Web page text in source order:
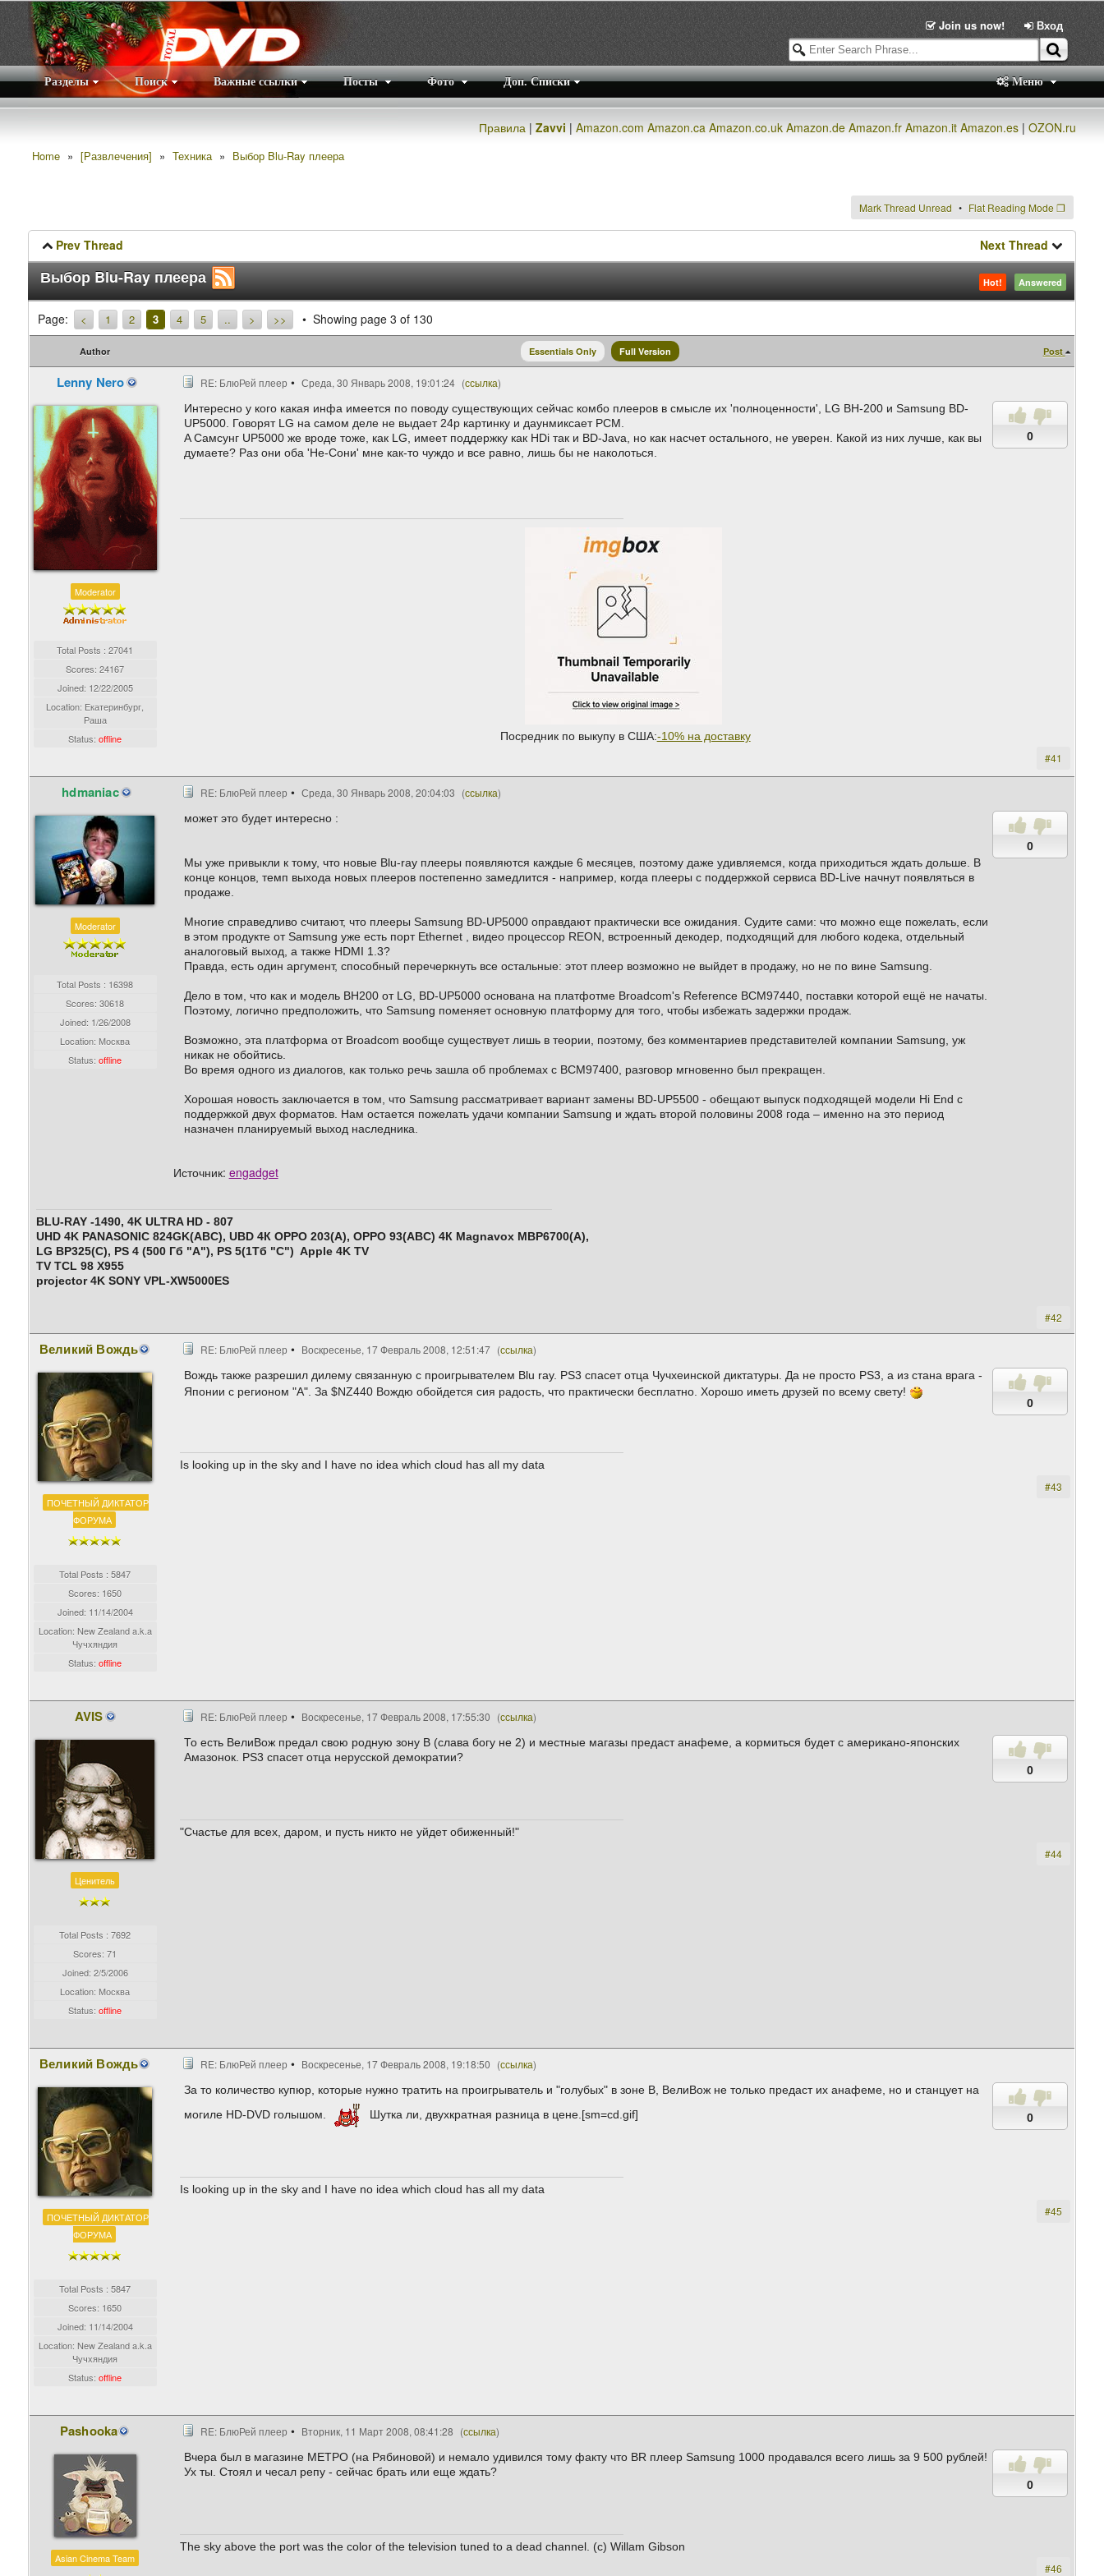
Join us now! Вход
Разделы Поиск Важные ссылки Посты Фото Доп. Списки Меню
Правила |Zavvi |Amazon.com Amazon.ca Amazon.co.uk Amazon.de Amazon.fr Amazon.it Amazon.es |OZON.ru
Home » [Развлечения] » Техника » Выбор Blu-Ray плеера
Mark Thread Unread Flat Reading Mode❐
Prev Thread Next Thread
Answered
Hot!
Выбор Blu-Ray плеера
Page: < 1 2 3 4 5 .. > >> Showing page 3 of 130
Author Post
Essentials Only Full Version
Lenny Nero
Moderator
Total Posts : 27041
Scores: 24167
Joined: 12/22/2005
Location: Екатеринбург,
Раша
Status:offline
RE: БлюРей плеер Среда, 30 Январь 2008, 19:01:24 (ссылка)
0
Интересно у кого какая инфа имеется по поводу существующих сейчас комбо плееров в смысле их 'полноценности', LG BH-200 и Samsung BD-
UP5000. Говорят LG на самом деле не выдает 24p картинку и даунмиксает PCM.
A Самсунг UP5000 же вроде тоже, как LG, имеет поддержку как HDi так и BD-Java, но как насчет остального, не уверен. Какой из них лучше, как вы
думаете? Раз они оба 'Не-Сони' мне как-то чуждо и все равно, лишь бы не наколоться.
Посредник по выкупу в США:-10% на доставку
#41
hdmaniac
Moderator
Total Posts : 16398
Scores: 30618
Joined: 1/26/2008
Location: Москва
Status:offline
RE: БлюРей плеер Среда, 30 Январь 2008, 20:04:03 (ссылка)
0
может это будет интересно :
Мы уже привыкли к тому, что новые Blu-ray плееры появляются каждые 6 месяцев, поэтому даже удивляемся, когда приходиться ждать дольше. В
конце концов, темп выхода новых плееров постепенно замедлится - например, когда плееры с поддержкой сервиса BD-Live начнут появляться в
продаже.
Многие справедливо считают, что плееры Samsung BD-UP5000 оправдают практически все ожидания. Судите сами: что можно еще пожелать, если
в этом продукте от Samsung уже есть порт Ethernet , видео процессор REON, встроенный декодер, подходящий для любого кодека, отдельный
аналоговый выход, а также HDMI 1.3?
Правда, есть один аргумент, способный перечеркнуть все остальные: этот плеер возможно не выйдет в продажу, но не по вине Samsung.
Дело в том, что как и модель BH200 от LG, BD-UP5000 основана на платфотме Broadcom's Reference BCM97440, поставки которой ещё не начаты.
Поэтому, логично предположить, что Samsung поменяет основную платформу для того, чтобы избежать задержки продаж.
Возможно, эта платформа от Broadcom вообще существует лишь в теории, поэтому, без комментариев представителей компании Samsung, уж
никак не обойтись.
Во время одного из диалогов, как только речь зашла об проблемах с BCM97400, разговор мгновенно был прекращен.
Хорошая новость заключается в том, что Samsung рассматривает вариант замены BD-UP5500 - обещают выпуск подходящей модели Hi End с
поддержкой двух форматов. Нам остается пожелать удачи компании Samsung и ждать второй половины 2008 года – именно на это период
назначен планируемый выход наследника.
Источник: engadget
BLU-RAY -1490, 4K ULTRA HD - 807
UHD 4K PANASONIC 824GK(ABC), UBD 4К OPPO 203(A), ОPPO 93(ABC) 4К Magnavox MBP6700(А),
LG BP325(C), PS 4 (500 Гб "A"), PS 5(1Тб "С") Apple 4K TV
TV TCL 98 X955
projector 4K SONY VPL-XW5000ES
#42
Великий Вождь
ПОЧЕТНЫЙ ДИКТАТОР
ФОРУМА
Total Posts : 5847
Scores: 1650
Joined: 11/14/2004
Location: New Zealand a.k.a
Чучхяндия
Status:offline
RE: БлюРей плеер Воскресенье, 17 Февраль 2008, 12:51:47 (ссылка)
0
Вождь также разрешил дилему связанную с проигрывателем Blu ray. PS3 спасет отца Чучхеинской диктатуры. Да не просто PS3, а из стана врага -
Японии с регионом "А". За $NZ440 Вождю обойдется сия радость, что практически бесплатно. Хорошо иметь друзей по всему свету!
Is looking up in the sky and I have no idea which cloud has all my data
#43
AVIS
Ценитель
Total Posts : 7692
Scores: 71
Joined: 2/5/2006
Location: Москва
Status:offline
RE: БлюРей плеер Воскресенье, 17 Февраль 2008, 17:55:30 (ссылка)
0
То есть ВелиВож предал свою родную зону B (слава богу не 2) и местные магазы предаст анафеме, а кормиться будет с американо-японских
Амазонок. PS3 спасет отца нерусской демократии?
"Счастье для всех, даром, и пусть никто не уйдет обиженный!"
#44
Великий Вождь
ПОЧЕТНЫЙ ДИКТАТОР
ФОРУМА
Total Posts : 5847
Scores: 1650
Joined: 11/14/2004
Location: New Zealand a.k.a
Чучхяндия
Status:offline
RE: БлюРей плеер Воскресенье, 17 Февраль 2008, 19:18:50 (ссылка)
0
За то количество купюр, которые нужно тратить на проигрыватель и "голубых" в зоне B, ВелиВож не только предаст их анафеме, но и станцует на
могиле HD-DVD голышом.
Шутка ли, двухкратная разница в цене.[sm=cd.gif]
Is looking up in the sky and I have no idea which cloud has all my data
#45
Pashooka
Asian Cinema Team
RE: БлюРей плеер Вторник, 11 Март 2008, 08:41:28 (ссылка)
0
Вчера был в магазине МЕТРО (на Рябиновой) и немало удивился тому факту что BR плеер Samsung 1000 продавался всего лишь за 9 500 рублей!
Ух ты. Стоял и чесал репу - сейчас брать или еще ждать?
The sky above the port was the color of the television tuned to a dead channel. (c) Willam Gibson
#46